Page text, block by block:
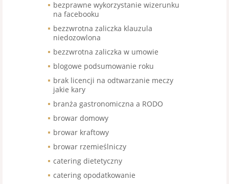
bezprawne wykorzystanie wizerunku
na facebooku
bezzwrotna zaliczka klauzula
niedozowlona
bezzwrotna zaliczka w umowie
blogowe podsumowanie roku
brak licencji na odtwarzanie meczy
jakie kary
branża gastronomiczna a RODO
browar domowy
browar kraftowy
browar rzemieślniczy
catering dietetyczny
catering opodatkowanie